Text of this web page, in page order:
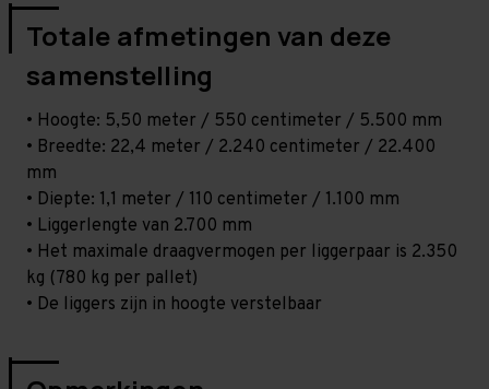
Totale afmetingen van deze
samenstelling
• Hoogte: 5,50 meter / 550 centimeter / 5.500 mm
• Breedte: 22,4 meter / 2.240 centimeter / 22.400
mm
• Diepte: 1,1 meter / 110 centimeter / 1.100 mm
• Liggerlengte van 2.700 mm
• Het maximale draagvermogen per liggerpaar is 2.350
kg (780 kg per pallet)
• De liggers zijn in hoogte verstelbaar